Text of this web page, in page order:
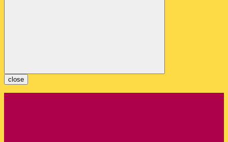
close